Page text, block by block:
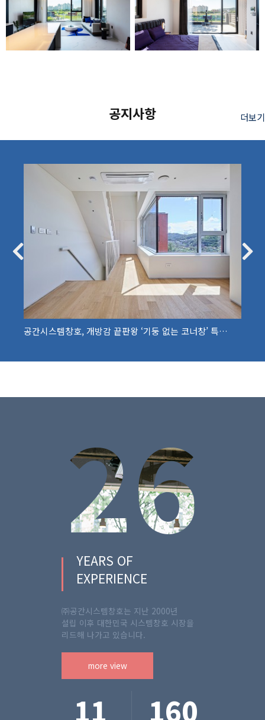
공지사항
공간시스템창호, 개방감 끝판왕 ‘기둥 없는 코너창’ 특…
더보기
26
YEARS OF
EXPERIENCE
㈜공간시스템창호는 지난 2000년
설립 이후 대한민국 시스템창호 시장을
리드해 나가고 있습니다.
more view
11 160